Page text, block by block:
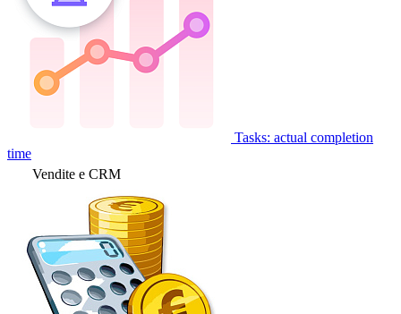
Tasks: actual completion
time
Vendite e CRM